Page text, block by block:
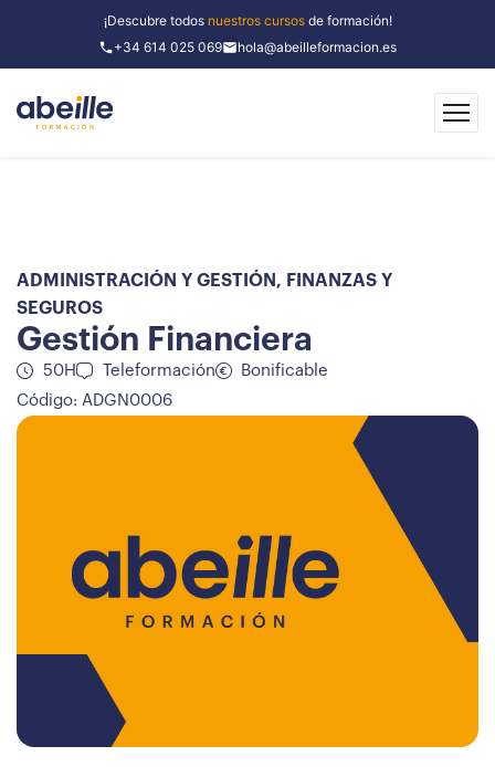
¡Descubre todos nuestros cursosde formación!
+34 614 025 069
hola@abeilleformacion.es
ADMINISTRACIÓN Y GESTIÓN , FINANZAS Y
SEGUROS
Gestión Financiera
50H Teleformación
Bonificable
Código: ADGN0006